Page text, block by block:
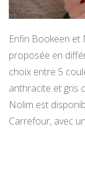
Enfin Bookeen et
proposée en
choix entre 5
anthracite et gris
Nolim est
Carrefour, avec